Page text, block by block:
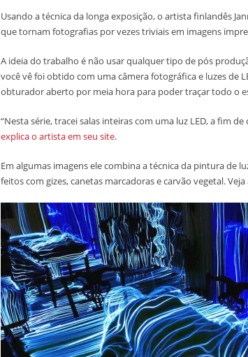
Usando a técnica da longa exposição, o artista finlandês
que tornam fotografias por vezes triviais em imagens
A ideia do trabalho é não usar qualquer tipo de pós
você vê foi obtido com uma câmera fotográfica e luzes de
obturador aberto por meia hora para poder traçar todo o
“Nesta série, tracei salas inteiras com uma luz LED, a fim
explica o artista em seu site.
Em algumas imagens ele combina a técnica da pintura de
feitos com gizes, canetas marcadoras e carvão vegetal.